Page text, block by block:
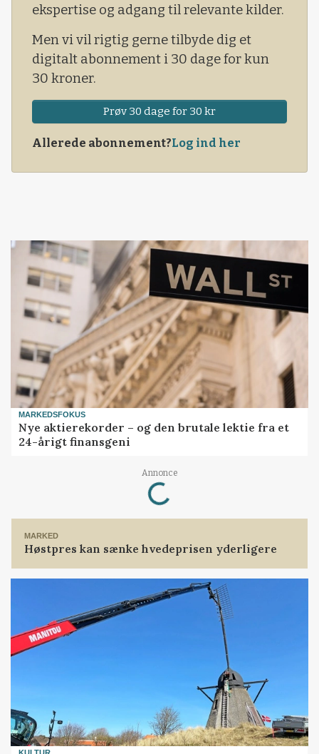
ekspertise og adgang til relevante kilder.
Men vi vil rigtig gerne tilbyde dig et
digitalt abonnement i 30 dage for kun
30 kroner.
Prøv 30 dage for 30 kr
Allerede abonnement?Log ind her
MARKEDSFOKUS
Nye aktierekorder – og den brutale lektie fra et
24-årigt finansgeni
Annonce
Loading...
MARKED
Høstpres kan sænke hvedeprisen yderligere